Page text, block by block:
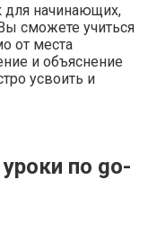
для начинающих,
сможете учиться
от места
и объяснение
усвоить и
по go-